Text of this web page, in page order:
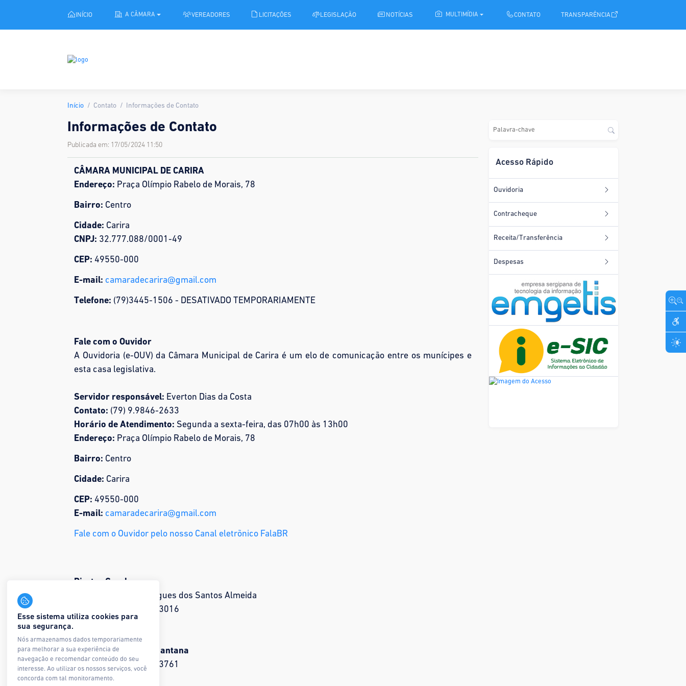
INÍCIO A CÂMARA VEREADORES LICITAÇÕES LEGISLAÇÃO NOTÍCIAS MULTIMÍDIA CONTATO TRANSPARÊNCIA
Início Contato Informações de Contato
Informações de Contato
Publicada em: 17/05/2024 11:50
CÂMARA MUNICIPAL DE CARIRA
Endereço: Praça Olímpio Rabelo de Morais, 78
Bairro: Centro
Cidade: Carira
CNPJ: 32.777.088/0001-49
CEP: 49550-000
E-mail: camaradecarira@gmail.com
Telefone: (79)3445-1506 - DESATIVADO TEMPORARIAMENTE
Fale com o Ouvidor
A Ouvidoria (e-OUV) da Câmara Municipal de Carira é um elo de comunicação entre os munícipes e
esta casa legislativa.
Servidor responsável: Everton Dias da Costa
Contato: (79) 9.9846-2633
Horário de Atendimento: Segunda a sexta-feira, das 07h00 às 13h00
Endereço: Praça Olímpio Rabelo de Morais, 78
Bairro: Centro
Cidade: Carira
CEP: 49550-000
E-mail: camaradecarira@gmail.com
Fale com o Ouvidor pelo nosso Canal eletrõnico FalaBR
Diretor Geral:
Melquisedeque Rodrigues dos Santos Almeida
(79) 9.8115-3016
Diretora Financeira:
Joyce Pereira Rosa Santana
(79) 9.9952-3761
Acesso Rápido
Ouvidoria
Contracheque
Receita/Transferência
Despesas
Esse sistema utiliza cookies para
sua segurança.
Nós armazenamos dados temporariamente
para melhorar a sua experiência de
navegação e recomendar conteúdo do seu
interesse. Ao utilizar os nossos serviços, você
concorda com tal monitoramento.